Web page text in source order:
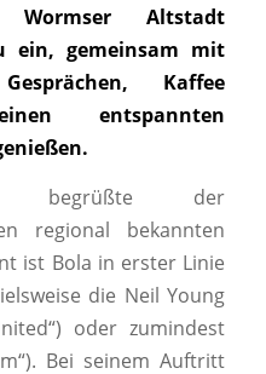
Altstadt
ein, gemeinsam mit
Kaffee
entspannten
begrüßte der
regional bekannten
ist Bola in erster Linie
die Neil Young
oder zumindest
Bei seinem Auftritt